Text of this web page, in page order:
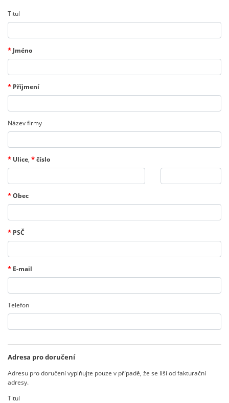
Titul
* Jméno
* Příjmení
Název firmy
* Ulice, *číslo
*Obec
* PSČ
* E-mail
Telefon
Adresa pro doručení
Adresu pro doručení vyplňujte pouze v případě, že se liší od fakturační
adresy.
Titul